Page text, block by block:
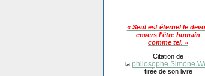
« Seul est éternel le
envers l'être humain
comme tel. »
Citation de
la philosophe Simone
tirée de son livre